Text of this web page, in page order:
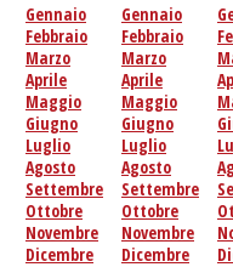
Gennaio
Febbraio
Marzo
Aprile
Maggio
Giugno
Luglio
Agosto
Settembre
Ottobre
Novembre
Dicembre
Gennaio
Febbraio
Marzo
Aprile
Maggio
Giugno
Luglio
Agosto
Settembre
Ottobre
Novembre
Dicembre